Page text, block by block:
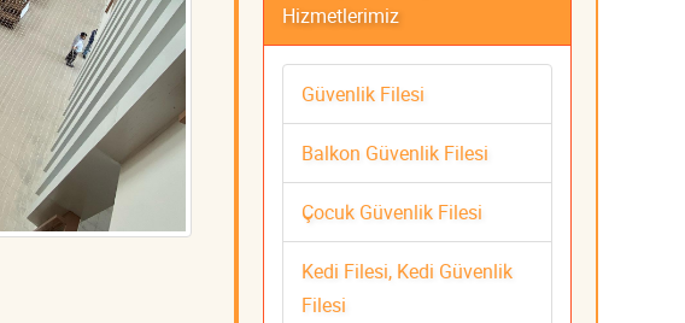
Hizmetlerimiz
Güvenlik Filesi
Balkon Güvenlik Filesi
Çocuk Güvenlik Filesi
Kedi Filesi, Kedi Güvenlik
Filesi